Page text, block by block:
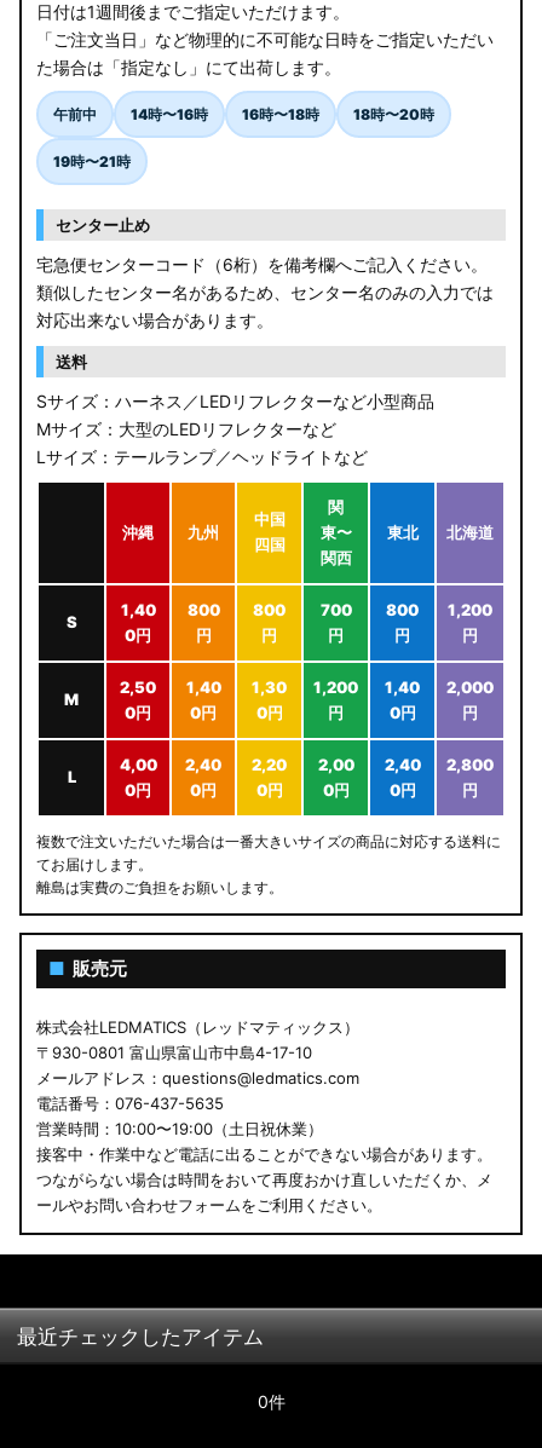
日付は1週間後までご指定いただけます。
「ご注文当日」など物理的に不可能な日時をご指定いただい
た場合は「指定なし」にて出荷します。
午前中 14時〜16時 16時〜18時 18時〜20時
19時〜21時
センター止め
宅急便センターコード（6桁）を備考欄へご記入ください。
類似したセンター名があるため、センター名のみの入力では
対応出来ない場合があります。
送料
Sサイズ：ハーネス／LEDリフレクターなど小型商品
Mサイズ：大型のLEDリフレクターなど
Lサイズ：テールランプ／ヘッドライトなど
沖縄 九州
中国
四国
関
東〜
関西
東北 北海道
S
1,40
0円
800
円
800
円
700
円
800
円
1,200
円
M
2,50
0円
1,40
0円
1,30
0円
1,200
円
1,40
0円
2,000
円
L
4,00
0円
2,40
0円
2,20
0円
2,00
0円
2,40
0円
2,800
円
複数で注文いただいた場合は一番大きいサイズの商品に対応する送料に
てお届けします。
離島は実費のご負担をお願いします。
■ 販売元
株式会社LEDMATICS（レッドマティックス）
〒930-0801 富山県富山市中島4-17-10
メールアドレス：questions@ledmatics.com
電話番号：076-437-5635
営業時間：10:00〜19:00（土日祝休業）
接客中・作業中など電話に出ることができない場合があります。
つながらない場合は時間をおいて再度おかけ直しいただくか、メ
ールやお問い合わせフォームをご利用ください。
最近チェックしたアイテム
0件